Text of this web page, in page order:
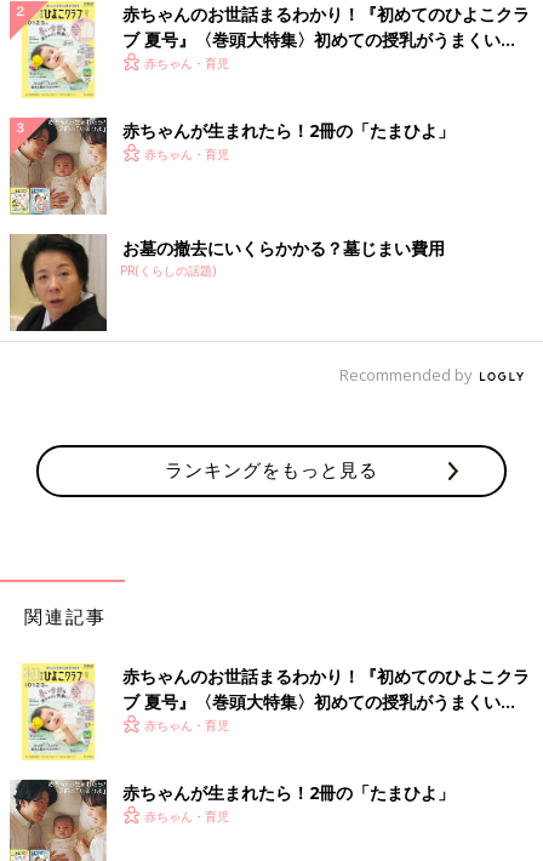
こちらの親子コーデも素敵です。モノトーンで、ラインの入った
アイテムを身につけた、かっこいいおそろいコーデ♪ 家族でのお
洋服を決めるときは、まずはMAIさんがご自身のアイテムを決め
同じ色味のTシャツと白のパンツを合わせた親子コ
赤ちゃんのお世話まるわかり！『初めてのひよこクラ
ブ 夏号』〈巻頭大特集〉初めての授乳がうまくい
く！ おっぱい・ミルクの基本と夏のトラブル 解決テ
赤ちゃん・育児
赤ちゃんが生まれたら！2冊の「たまひよ」
赤ちゃん・育児
お墓の撤去にいくらかかる？墓じまい費用
PR(くらしの話題)
Recommended by
ランキングをもっと見る
関連記事
赤ちゃんのお世話まるわかり！『初めてのひよこクラ
ブ 夏号』〈巻頭大特集〉初めての授乳がうまくい
く！ おっぱい・ミルクの基本と夏のトラブル 解決テ
赤ちゃん・育児
赤ちゃんが生まれたら！2冊の「たまひよ」
赤ちゃん・育児